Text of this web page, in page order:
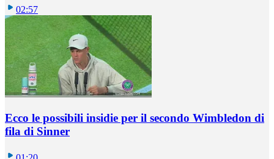
02:57
Ecco le possibili insidie per il secondo Wimbledon di
fila di Sinner